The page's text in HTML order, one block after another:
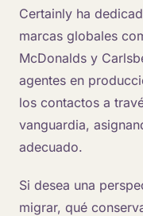
Certainly ha
marcas globales
McDonalds y
agentes en
los contactos a
vanguardia,
adecuado.
Si desea una
migrar, qué